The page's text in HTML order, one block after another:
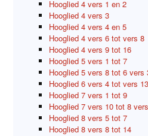
Hooglied 4 vers 1 en 2
Hooglied 4 vers 3
Hooglied 4 vers 4 en 5
Hooglied 4 vers 6 tot vers 8
Hooglied 4 vers 9 tot 16
Hooglied 5 vers 1 tot 7
Hooglied 5 vers 8 tot 6 vers
Hooglied 6 vers 4 tot vers 13
Hooglied 7 vers 1 tot 9
Hooglied 7 vers 10 tot 8
Hooglied 8 vers 5 tot 7
Hooglied 8 vers 8 tot 14